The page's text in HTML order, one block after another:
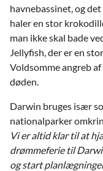
havnebassinet, og
haler en stor
man ikke skal bade
Jellyfish, der er en
Voldsomme angreb
døden.
Darwin bruges især
nationalparker
Vi er altid klar til at
drømmeferie til
og start